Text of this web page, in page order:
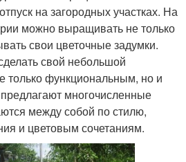
на загородных участках. На
можно выращивать не только
свои цветочные задумки.
свой небольшой
только функциональным, но и
многочисленные
между собой по стилю,
и цветовым сочетаниям.